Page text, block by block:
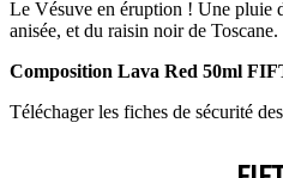
Le Vésuve en éruption ! Une pluie
anisée, et du raisin noir de
Composition Lava Red 50ml
Téléchager les fiches de sécurité